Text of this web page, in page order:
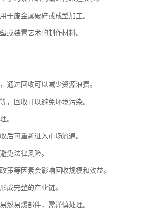
于废金属破碎或成型加工。
或装置艺术的制作材料。
通过回收可以减少资源浪费。
，回收可以避免环境污染。
。
后可重新进入市场流通。
免法律风险。
策等因素会影响回收规模和效益。
成完整的产业链。
燃易爆部件，需谨慎处理。